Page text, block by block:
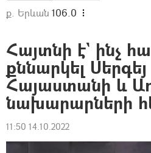
ք. Երևան 106.0
Հայտնի է` ինչ
քննարկել
Հայաստանի և
նախարարների
11:50 14.10.2022